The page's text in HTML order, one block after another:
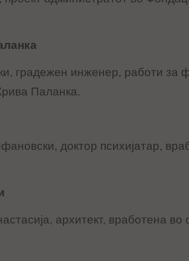
градежен инженер, работи за
Паланка.
доктор психијатар,
архитект, вработена во